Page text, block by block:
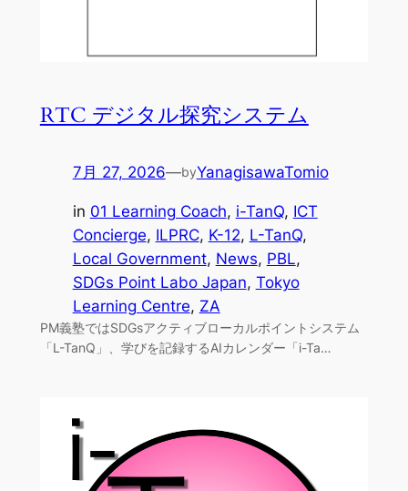
RTC デジタル探究システム
7月 27, 2026—byYanagisawaTomio
in 01 Learning Coach, i-TanQ, ICT
Concierge, ILPRC, K-12, L-TanQ
Local Government, News, PBL
SDGs Point Labo Japan, Tokyo
Learning Centre, ZA
PM義塾ではSDGsアクティブローカルポイントシステム
「L-TanQ」、学びを記録するAIカレンダー「i-Ta…